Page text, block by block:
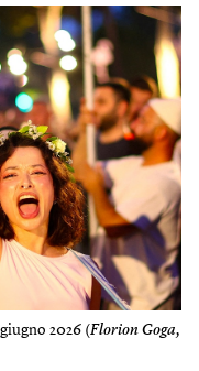
2026 (Florion Goga,